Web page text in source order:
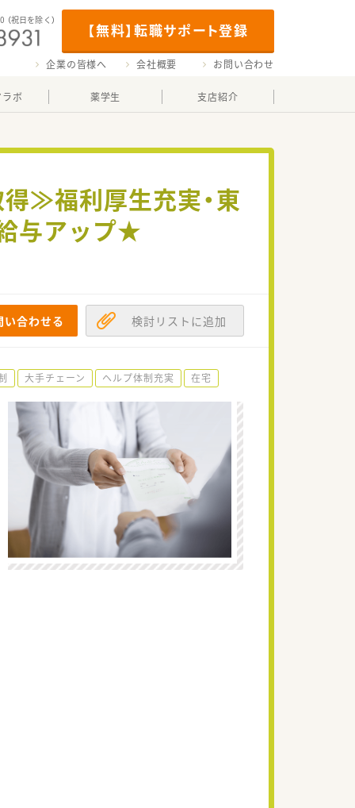
【無料】転職サポート登録
（祝日を除く）
企業の皆様へ 会社概要 お問い合わせ
ボ 薬学生 支店紹介
≫福利厚生充実・東
与アップ★
い合わせる 検討リストに追加
大手チェーン ヘルプ体制充実 在宅